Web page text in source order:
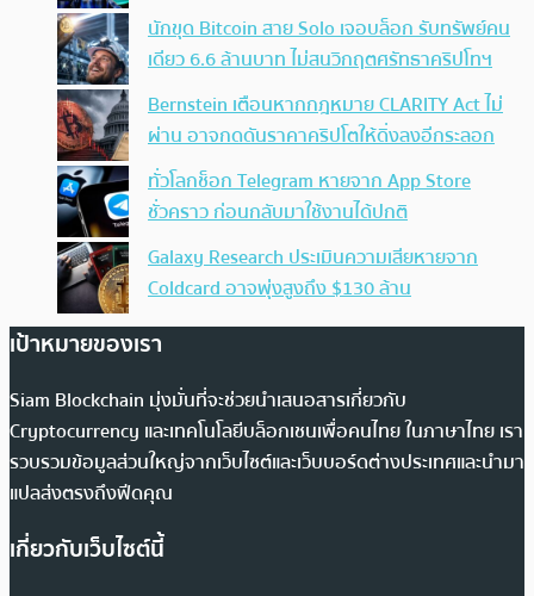
นักขุด Bitcoin สาย Solo เจอบล็อก รับทรัพย์คน
เดียว 6.6 ล้านบาท ไม่สนวิกฤตศรัทธาคริปโทฯ
Bernstein เตือนหากกฎหมาย CLARITY Act ไม่
ผ่าน อาจกดดันราคาคริปโตให้ดิ่งลงอีกระลอก
ทั่วโลกช็อก Telegram หายจาก App Store
ชั่วคราว ก่อนกลับมาใช้งานได้ปกติ
Galaxy Research ประเมินความเสียหายจาก
Coldcard อาจพุ่งสูงถึง $130 ล้าน
เป้าหมายของเรา
Siam Blockchain มุ่งมั่นที่จะช่วยนำเสนอสารเกี่ยวกับ
Cryptocurrency และเทคโนโลยีบล็อกเชนเพื่อคนไทย ในภาษาไทย เรา
รวบรวมข้อมูลส่วนใหญ่จากเว็บไซต์และเว็บบอร์ดต่างประเทศและนำมา
แปลส่งตรงถึงฟีดคุณ
เกี่ยวกับเว็บไซต์นี้